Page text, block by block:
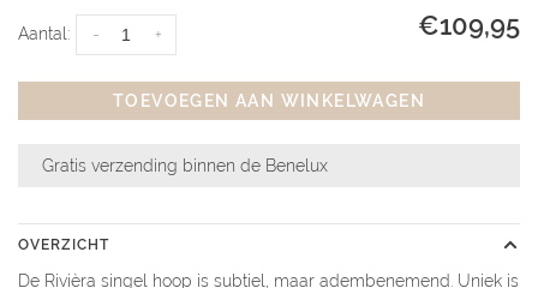
Aantal: +
- €109,95
TOEVOEGEN AAN WINKELWAGEN
Gratis verzending binnen de Benelux
OVERZICHT
De Rivièra singel hoop is subtiel, maar adembenemend. Uniek is